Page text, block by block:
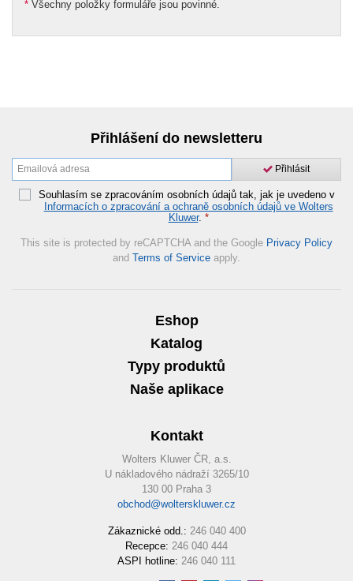
* Všechny položky formuláře jsou povinné.
Přihlášení do newsletteru
Přihlásit
Souhlasím se zpracováním osobních údajů tak, jak je uvedeno v
Informacích o zpracování a ochraně osobních údajů ve Wolters
Kluwer. *
This site is protected by reCAPTCHA and the Google Privacy Policy
and Terms of Service apply.
Eshop
Katalog
Typy produktů
Naše aplikace
Kontakt
Wolters Kluwer ČR, a.s.
U nákladového nádraží 3265/10
130 00 Praha 3
obchod@wolterskluwer.cz
Zákaznické odd.: 246 040 400
Recepce: 246 040 444
ASPI hotline: 246 040 111